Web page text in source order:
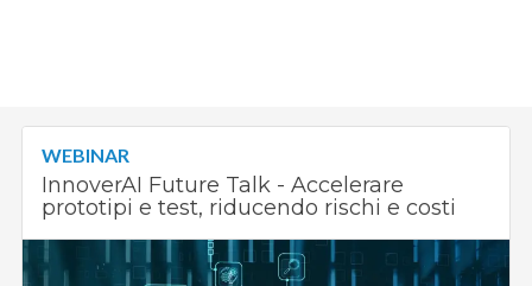
WEBINAR
InnoverAI Future Talk - Accelerare
prototipi e test, riducendo rischi e costi